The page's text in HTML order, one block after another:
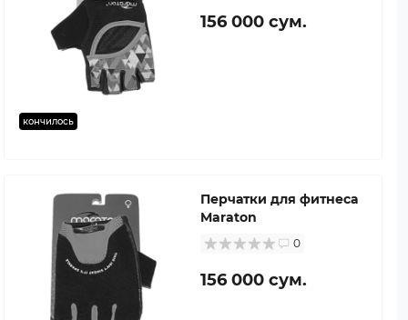
кончилось
156 000 сум.
Перчатки для фитнеса
Maraton
0
156 000 сум.